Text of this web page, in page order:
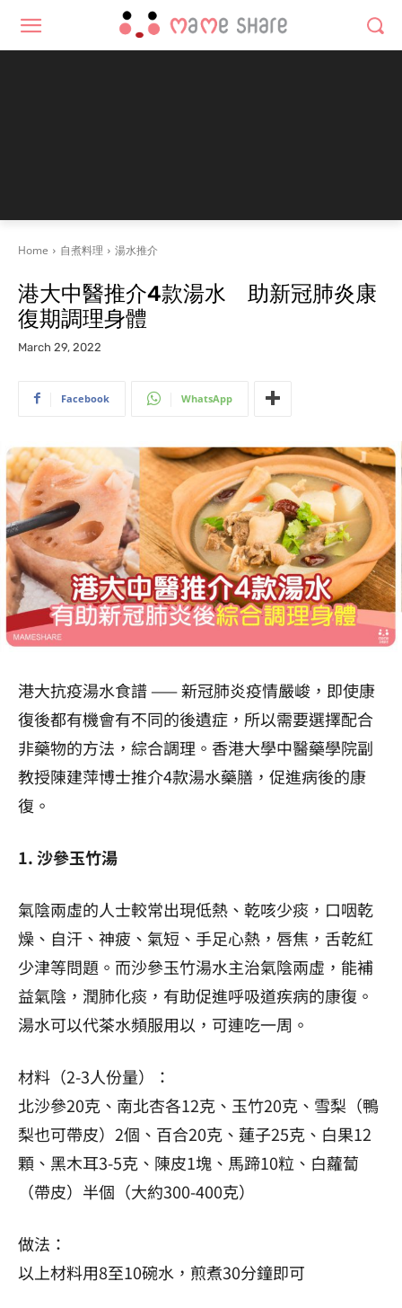
Home 自煮料理 湯水推介
港大中醫推介4款湯水 助新冠肺炎康
復期調理身體
March 29, 2022
Facebook WhatsApp
港大抗疫湯水食譜 —— 新冠肺炎疫情嚴峻，即使康
復後都有機會有不同的後遺症，所以需要選擇配合
非藥物的方法，綜合調理。香港大學中醫藥學院副
教授陳建萍博士推介4款湯水藥膳，促進病後的康
復。
1. 沙參玉竹湯
氣陰兩虛的人士較常出現低熱、乾咳少痰，口咽乾
燥、自汗、神疲、氣短、手足心熱，唇焦，舌乾紅
少津等問題。而沙參玉竹湯水主治氣陰兩虛，能補
益氣陰，潤肺化痰，有助促進呼吸道疾病的康復。
湯水可以代茶水頻服用以，可連吃一周。
材料（2-3人份量）：
北沙參20克、南北杏各12克、玉竹20克、雪梨（鴨
梨也可帶皮）2個、百合20克、蓮子25克、白果12
顆、黑木耳3-5克、陳皮1塊、馬蹄10粒、白蘿蔔
（帶皮）半個（大約300-400克）
做法：
以上材料用8至10碗水，煎煮30分鐘即可